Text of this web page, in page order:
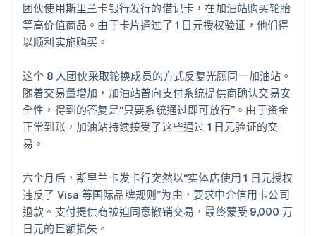
团伙使用斯里兰卡银行发行的借记卡，在加油站购买轮胎
等高价值商品。由于卡片通过了 1 日元授权验证，他们得
以顺利实施购买。
这个 8 人团伙采取轮换成员的方式反复光顾同一加油站。
随着交易量增加，加油站曾向支付系统提供商确认交易安
全性，得到的答复是“只要系统通过即可放行”。由于资金
正常到账，加油站持续接受了这些通过 1 日元验证的交
易。
六个月后，斯里兰卡发卡行突然以“实体店使用 1 日元授权
违反了 Visa 等国际品牌规则”为由，要求中介信用卡公司
退款。支付提供商被迫同意撤销交易，最终蒙受 9,000 万
日元的巨额损失。